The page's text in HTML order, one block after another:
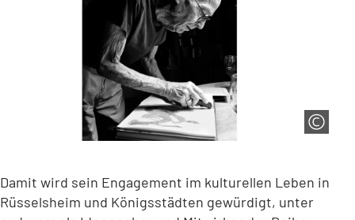
Damit wird sein Engagement im kulturellen Leben in
Rüsselsheim und Königsstädten gewürdigt, unter